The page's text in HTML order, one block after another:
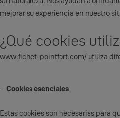
mejorar su experiencia en nuestro
¿Qué cookies
www.fichet-pointfort.com/ utiliza
Cookies esenciales
Estas cookies son necesarias para